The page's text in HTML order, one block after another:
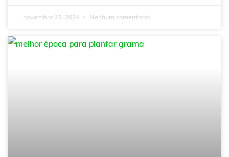
novembro 22, 2024 Nenhum comentário